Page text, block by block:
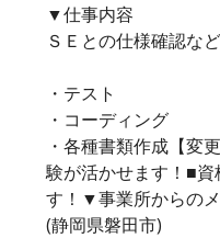
▼仕事内容
ＳＥとの仕様確認な
・テスト
・コーディング
・各種書類作成【変
験が活かせます！■
す！▼事業所からの
(静岡県磐田市)